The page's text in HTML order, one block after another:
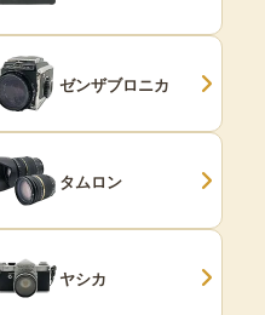
ゼンザブロニカ
タムロン
ヤシカ